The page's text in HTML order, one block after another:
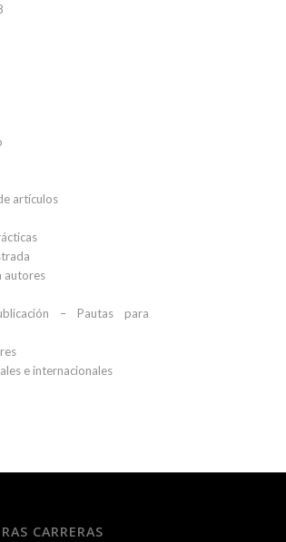
artículos
autores
– Pautas para
e internacionales
CARRERAS